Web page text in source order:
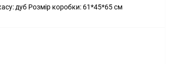
дуб Розмір коробки: 61*45*65 см